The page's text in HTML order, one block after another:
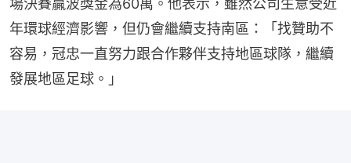
年環球經濟影響，但仍會繼續支持南區：「找贊助不
容易，冠忠一直努力跟合作夥伴支持地區球隊，繼續
發展地區足球。」